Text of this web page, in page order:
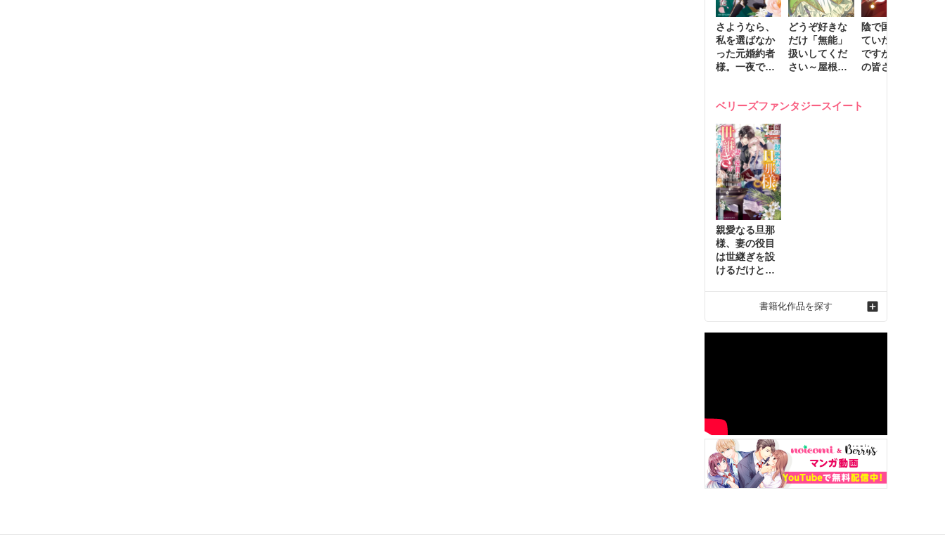
さようなら、
私を選ばなか
った元婚約者
様。一夜で大
ました２
どうぞ好きな
だけ「無能」
扱いしてくだ
さい～屋根裏
動かす万能令
陰で国を支え
ていたのは私
ですが、王家
の皆さんお忘
れ才女の辺境
ベリーズファンタジースイート
親愛なる旦那
様、妻の役目
は世継ぎを設
けるだけと聞
れ才女の幸せ
な結婚～2
書籍化作品を探す